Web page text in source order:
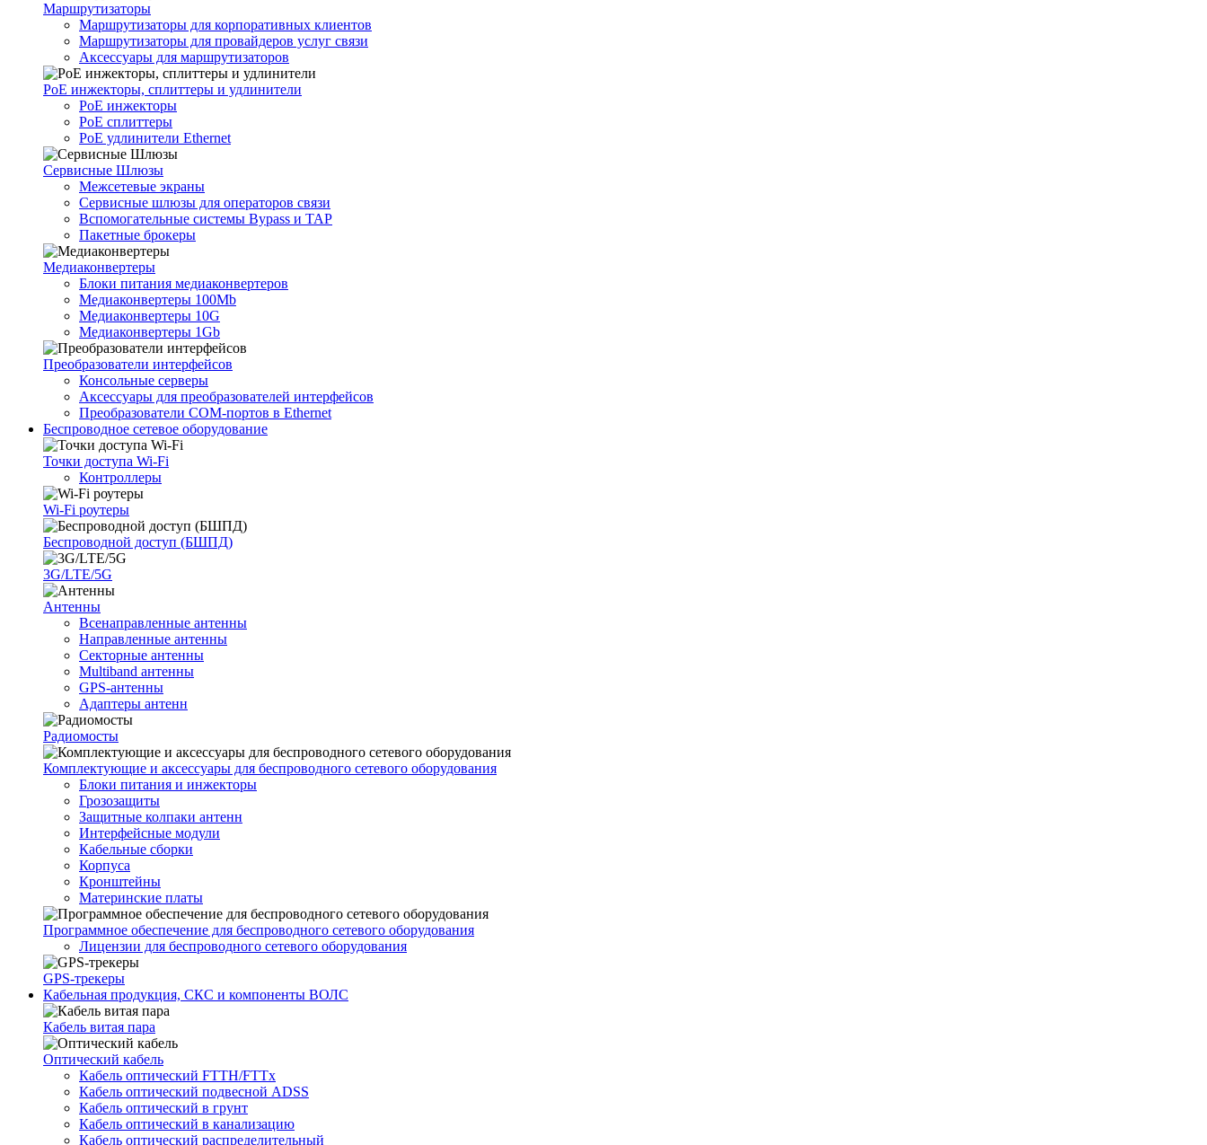
Маршрутизаторы
Маршрутизаторы для корпоративных клиентов
Маршрутизаторы для провайдеров услуг связи
Аксессуары для маршрутизаторов
PoE инжекторы, сплиттеры и удлинители
PoE инжекторы
PoE сплиттеры
PoE удлинители Ethernet
Сервисные Шлюзы
Межсетевые экраны
Сервисные шлюзы для операторов связи
Вспомогательные системы Bypass и TAP
Пакетные брокеры
Медиаконвертеры
Блоки питания медиаконвертеров
Медиаконвертеры 100Mb
Медиаконвертеры 10G
Медиаконвертеры 1Gb
Преобразователи интерфейсов
Консольные серверы
Аксессуары для преобразователей интерфейсов
Преобразователи COM-портов в Ethernet
Беспроводное сетевое оборудование
Точки доступа Wi-Fi
Контроллеры
Wi-Fi роутеры
Беспроводной доступ (БШПД)
3G/LTE/5G
Антенны
Всенаправленные антенны
Направленные антенны
Секторные антенны
Multiband антенны
GPS-антенны
Адаптеры антенн
Радиомосты
Комплектующие и аксессуары для беспроводного сетевого оборудования
Блоки питания и инжекторы
Грозозащиты
Защитные колпаки антенн
Интерфейсные модули
Кабельные сборки
Корпуса
Кронштейны
Материнские платы
Программное обеспечение для беспроводного сетевого оборудования
Лицензии для беспроводного сетевого оборудования
GPS-трекеры
Кабельная продукция, СКС и компоненты ВОЛС
Кабель витая пара
Оптический кабель
Кабель оптический FTTH/FTTx
Кабель оптический подвесной ADSS
Кабель оптический в грунт
Кабель оптический в канализацию
Кабель оптический распределительный